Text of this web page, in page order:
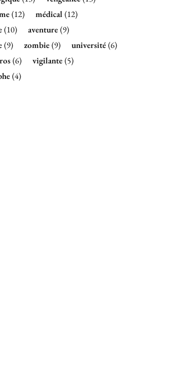
(12) médical(12)
(10) aventure(9)
(9) zombie(9) université(6)
(6) vigilante(5)
(4)